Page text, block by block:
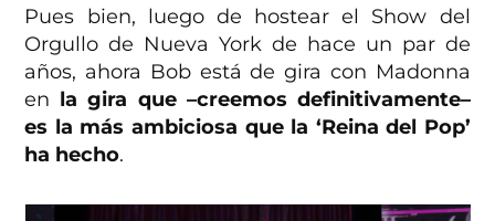
Pues bien, luego de hostear el Show del
Orgullo de Nueva York de hace un par de
años, ahora Bob está de gira con Madonna
en la gira que –creemos definitivamente–
es la más ambiciosa que la ‘Reina del Pop’
ha hecho.